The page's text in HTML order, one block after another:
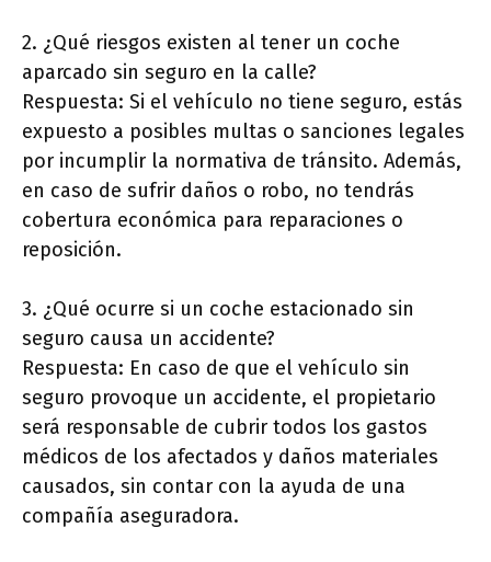
2. ¿Qué riesgos existen al tener un coche
aparcado sin seguro en la calle?
Respuesta: Si el vehículo no tiene seguro, estás
expuesto a posibles multas o sanciones legales
por incumplir la normativa de tránsito. Además,
en caso de sufrir daños o robo, no tendrás
cobertura económica para reparaciones o
reposición.
3. ¿Qué ocurre si un coche estacionado sin
seguro causa un accidente?
Respuesta: En caso de que el vehículo sin
seguro provoque un accidente, el propietario
será responsable de cubrir todos los gastos
médicos de los afectados y daños materiales
causados, sin contar con la ayuda de una
compañía aseguradora.